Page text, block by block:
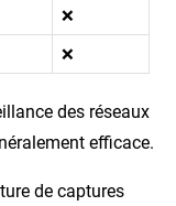
❌
❌
des réseaux
efficace.
de captures